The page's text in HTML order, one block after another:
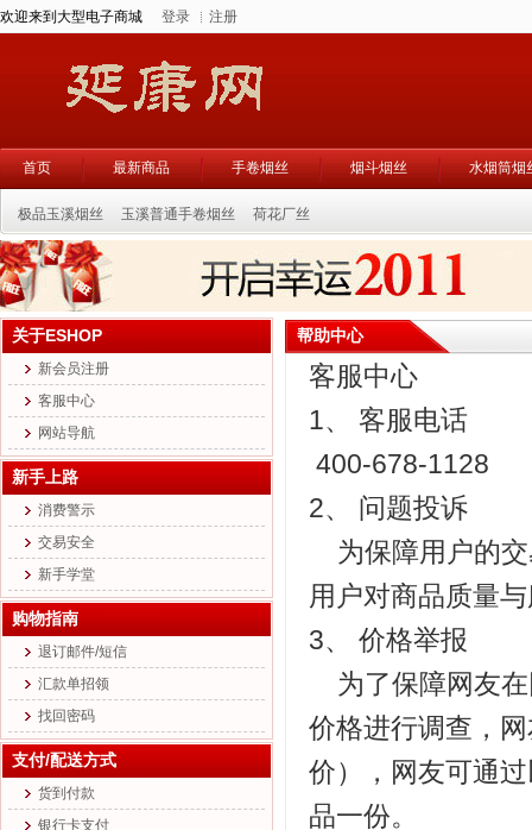
欢迎来到大型电子商城 登录 注册
首页 最新商品 手卷烟丝 烟斗烟丝 水烟筒烟
极品玉溪烟丝 玉溪普通手卷烟丝 荷花厂丝
关于ESHOP
新会员注册
客服中心
网站导航
新手上路
消费警示
交易安全
新手学堂
购物指南
退订邮件/短信
汇款单招领
找回密码
支付/配送方式
货到付款
银行卡支付
帮助中心
客服中心
1、 客服电话
400-678-1128
2、 问题投诉
为保障用户的交
用户对商品质量
3、 价格举报
为了保障网友在
价格进行调查，
价），网友可通
品一份。